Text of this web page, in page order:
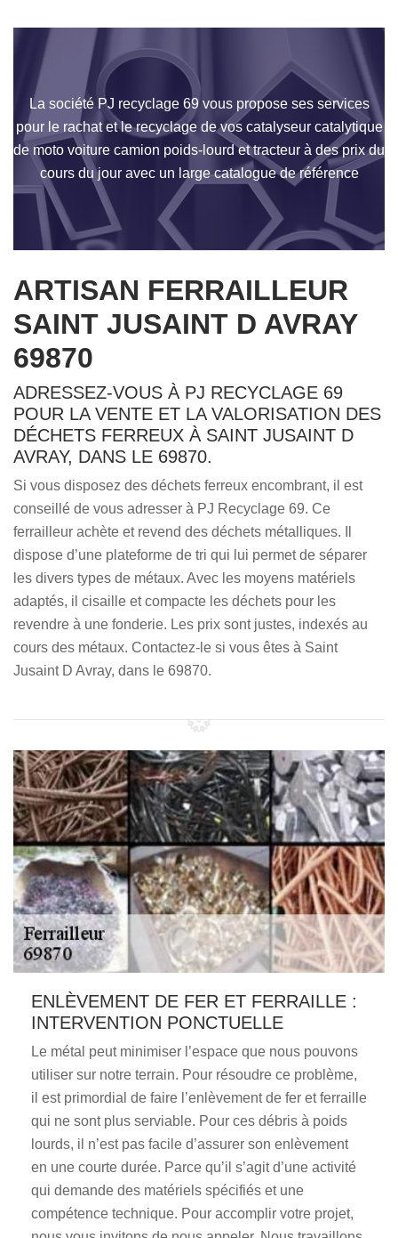
La société PJ recyclage 69 vous propose ses services
pour le rachat et le recyclage de vos catalyseur catalytique
de moto voiture camion poids-lourd et tracteur à des prix du
cours du jour avec un large catalogue de référence
ARTISAN FERRAILLEUR
SAINT JUSAINT D AVRAY
69870
ADRESSEZ-VOUS À PJ RECYCLAGE 69
POUR LA VENTE ET LA VALORISATION DES
DÉCHETS FERREUX À SAINT JUSAINT D
AVRAY, DANS LE 69870.
Si vous disposez des déchets ferreux encombrant, il est
conseillé de vous adresser à PJ Recyclage 69. Ce
ferrailleur achète et revend des déchets métalliques. Il
dispose d’une plateforme de tri qui lui permet de séparer
les divers types de métaux. Avec les moyens matériels
adaptés, il cisaille et compacte les déchets pour les
revendre à une fonderie. Les prix sont justes, indexés au
cours des métaux. Contactez-le si vous êtes à Saint
Jusaint D Avray, dans le 69870.
ENLÈVEMENT DE FER ET FERRAILLE :
INTERVENTION PONCTUELLE
Le métal peut minimiser l’espace que nous pouvons
utiliser sur notre terrain. Pour résoudre ce problème,
il est primordial de faire l’enlèvement de fer et ferraille
qui ne sont plus serviable. Pour ces débris à poids
lourds, il n’est pas facile d’assurer son enlèvement
en une courte durée. Parce qu’il s’agit d’une activité
qui demande des matériels spécifiés et une
compétence technique. Pour accomplir votre projet,